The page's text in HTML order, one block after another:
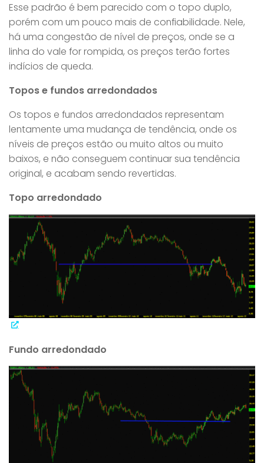
Esse padrão é bem parecido com o topo duplo,
porém com um pouco mais de confiabilidade. Nele,
há uma congestão de nível de preços, onde se a
linha do vale for rompida, os preços terão fortes
indícios de queda.
Topos e fundos arredondados
Os topos e fundos arredondados representam
lentamente uma mudança de tendência, onde os
níveis de preços estão ou muito altos ou muito
baixos, e não conseguem continuar sua tendência
original, e acabam sendo revertidas.
Topo arredondado
Fundo arredondado